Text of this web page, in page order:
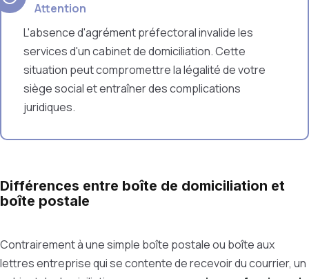
Attention
L'absence d'agrément préfectoral invalide les
services d'un cabinet de domiciliation. Cette
situation peut compromettre la légalité de votre
siège social et entraîner des complications
juridiques.
Différences entre boîte de domiciliation et
boîte postale
Contrairement à une simple boîte postale ou boîte aux
lettres entreprise qui se contente de recevoir du courrier, un